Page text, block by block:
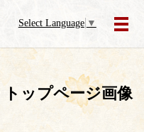
Select Language ▼
メ
ップページ画像